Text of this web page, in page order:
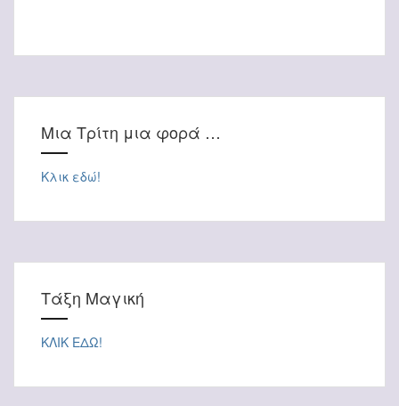
Μια Τρίτη μια φορά …
Κλικ εδώ!
Τάξη Μαγική
ΚΛΙΚ ΕΔΩ!